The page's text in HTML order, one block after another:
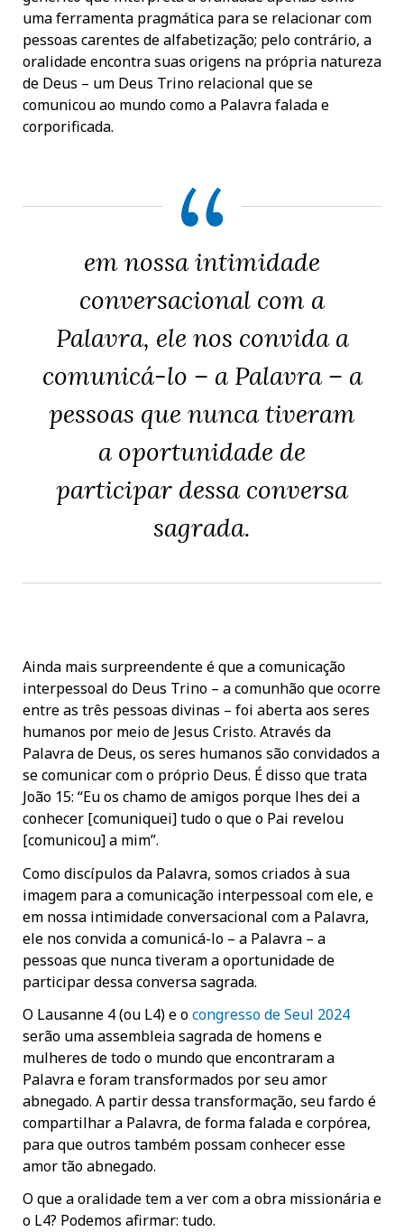
uma ferramenta pragmática para se relacionar com
pessoas carentes de alfabetização; pelo contrário, a
oralidade encontra suas origens na própria natureza
de Deus – um Deus Trino relacional que se
comunicou ao mundo como a Palavra falada e
corporificada.
em nossa intimidade
conversacional com a
Palavra, ele nos convida a
comunicá-lo – a Palavra – a
pessoas que nunca tiveram
a oportunidade de
participar dessa conversa
sagrada.
Ainda mais surpreendente é que a comunicação
interpessoal do Deus Trino – a comunhão que ocorre
entre as três pessoas divinas – foi aberta aos seres
humanos por meio de Jesus Cristo. Através da
Palavra de Deus, os seres humanos são convidados a
se comunicar com o próprio Deus. É disso que trata
João 15: “Eu os chamo de amigos porque lhes dei a
conhecer [comuniquei] tudo o que o Pai revelou
[comunicou] a mim”.
Como discípulos da Palavra, somos criados à sua
imagem para a comunicação interpessoal com ele, e
em nossa intimidade conversacional com a Palavra,
ele nos convida a comunicá-lo – a Palavra – a
pessoas que nunca tiveram a oportunidade de
participar dessa conversa sagrada.
O Lausanne 4 (ou L4) e ocongresso de Seul 2024
serão uma assembleia sagrada de homens e
mulheres de todo o mundo que encontraram a
Palavra e foram transformados por seu amor
abnegado. A partir dessa transformação, seu fardo é
compartilhar a Palavra, de forma falada e corpórea,
para que outros também possam conhecer esse
amor tão abnegado.
O que a oralidade tem a ver com a obra missionária e
o L4? Podemos afirmar: tudo.